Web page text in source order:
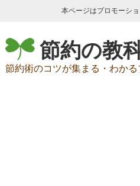
本ページはプロモーシ
節約の教
節約術のコツが集まる・わかる